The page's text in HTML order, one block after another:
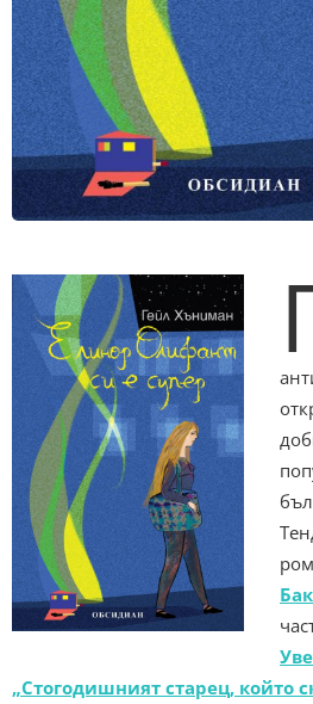
„Стогодишният старец, който